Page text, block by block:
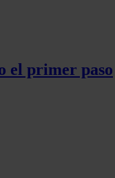
el primer paso